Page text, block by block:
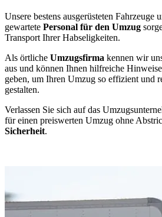
Unsere bestens ausgerüsteten Fahrzeuge
gewartete Personal für den Umzug
Transport Ihrer Habseligkeiten.
Als örtliche Umzugsfirma kennen wir
aus und können Ihnen hilfreiche
geben, um Ihren Umzug so effizient und
gestalten.
Verlassen Sie sich auf das
für einen preiswerten Umzug ohne
Sicherheit.